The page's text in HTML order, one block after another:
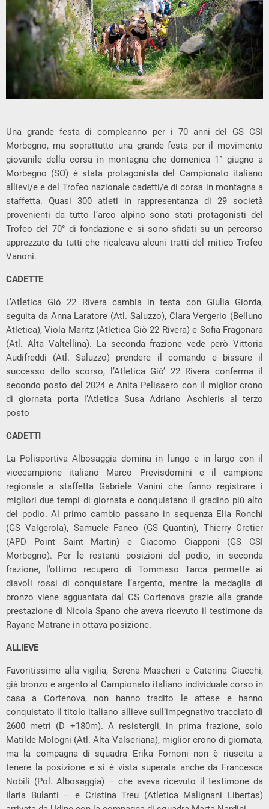
Una grande festa di compleanno per i 70 anni del GS CSI
Morbegno, ma soprattutto una grande festa per il movimento
giovanile della corsa in montagna che domenica 1° giugno a
Morbegno (SO) è stata protagonista del Campionato italiano
allievi/e e del Trofeo nazionale cadetti/e di corsa in montagna a
staffetta. Quasi 300 atleti in rappresentanza di 29 società
provenienti da tutto l’arco alpino sono stati protagonisti del
Trofeo del 70° di fondazione e si sono sfidati su un percorso
apprezzato da tutti che ricalcava alcuni tratti del mitico Trofeo
Vanoni.
CADETTE
L’Atletica Giò 22 Rivera cambia in testa con Giulia Giorda,
seguita da Anna Laratore (Atl. Saluzzo), Clara Vergerio (Belluno
Atletica), Viola Maritz (Atletica Giò 22 Rivera) e Sofia Fragonara
(Atl. Alta Valtellina). La seconda frazione vede però Vittoria
Audifreddi (Atl. Saluzzo) prendere il comando e bissare il
successo dello scorso, l’Atletica Giò’ 22 Rivera conferma il
secondo posto del 2024 e Anita Pelissero con il miglior crono
di giornata porta l’Atletica Susa Adriano Aschieris al terzo
posto
CADETTI
La Polisportiva Albosaggia domina in lungo e in largo con il
vicecampione italiano Marco Previsdomini e il campione
regionale a staffetta Gabriele Vanini che fanno registrare i
migliori due tempi di giornata e conquistano il gradino più alto
del podio. Al primo cambio passano in sequenza Elia Ronchi
(GS Valgerola), Samuele Faneo (GS Quantin), Thierry Cretier
(APD Point Saint Martin) e Giacomo Ciapponi (GS CSI
Morbegno). Per le restanti posizioni del podio, in seconda
frazione, l’ottimo recupero di Tommaso Tarca permette ai
diavoli rossi di conquistare l’argento, mentre la medaglia di
bronzo viene agguantata dal CS Cortenova grazie alla grande
prestazione di Nicola Spano che aveva ricevuto il testimone da
Rayane Matrane in ottava posizione.
ALLIEVE
Favoritissime alla vigilia, Serena Mascheri e Caterina Ciacchi,
già bronzo e argento al Campionato italiano individuale corso in
casa a Cortenova, non hanno tradito le attese e hanno
conquistato il titolo italiano allieve sull’impegnativo tracciato di
2600 metri (D +180m). A resistergli, in prima frazione, solo
Matilde Mologni (Atl. Alta Valseriana), miglior crono di giornata,
ma la compagna di squadra Erika Fornoni non è riuscita a
tenere la posizione e si è vista superata anche da Francesca
Nobili (Pol. Albosaggia) – che aveva ricevuto il testimone da
Ilaria Bulanti – e Cristina Treu (Atletica Malignani Libertas)